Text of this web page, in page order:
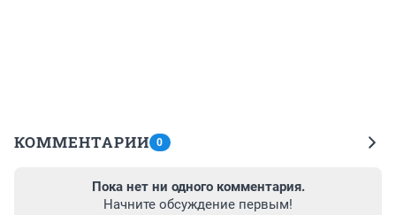
КОММЕНТАРИИ 0
Пока нет ни одного комментария.
Начните обсуждение первым!